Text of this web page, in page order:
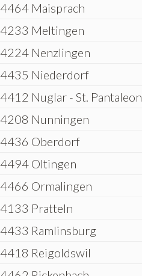
4464 Maisprach
4233 Meltingen
4224 Nenzlingen
4435 Niederdorf
4412 Nuglar - St. Pantaleon
4208 Nunningen
4436 Oberdorf
4494 Oltingen
4466 Ormalingen
4133 Pratteln
4433 Ramlinsburg
4418 Reigoldswil